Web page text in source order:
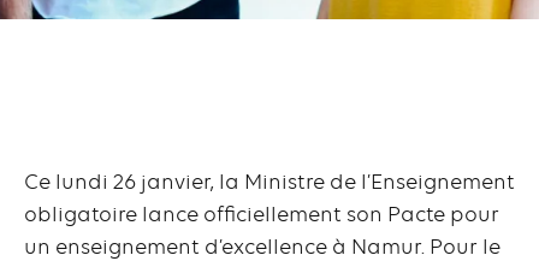
Ce lundi 26 janvier, la Ministre de l’Enseignement
obligatoire lance officiellement son Pacte pour
un enseignement d’excellence à Namur. Pour le